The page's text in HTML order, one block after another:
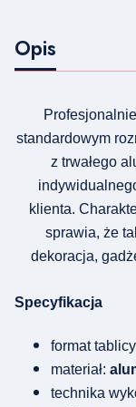
Opis
standardowym
z trwałego
klienta.
sprawia, że
dekoracja,
Specyfikacja
format
materiał:
technika